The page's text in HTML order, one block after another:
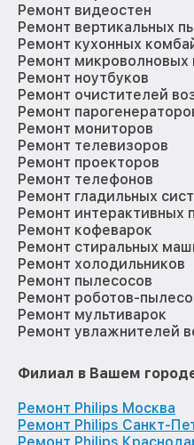
Ремонт видеостен
Ремонт вертикальных
Ремонт кухонных
Ремонт микроволновых
Ремонт ноутбуков
Ремонт очистителей
Ремонт
Ремонт мониторов
Ремонт телевизоров
Ремонт проекторов
Ремонт телефонов
Ремонт гладильных
Ремонт интерактивных
Ремонт кофеварок
Ремонт стиральных
Ремонт холодильников
Ремонт пылесосов
Ремонт роботов-
Ремонт мультиварок
Ремонт увлажнителей
Филиал в Вашем
Ремонт Philips Москва
Ремонт Philips Санкт-